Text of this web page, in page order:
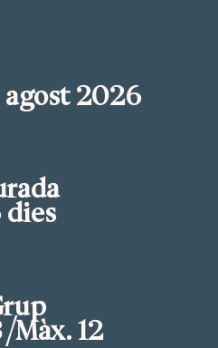
2026
dies
Màx. 12